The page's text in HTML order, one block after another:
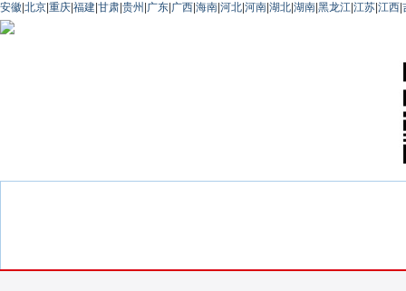
安徽 北京 重庆 福建 甘肃 贵州 广东 广西 海南 河北 河南 湖北 湖南 黑龙江 江苏 江西